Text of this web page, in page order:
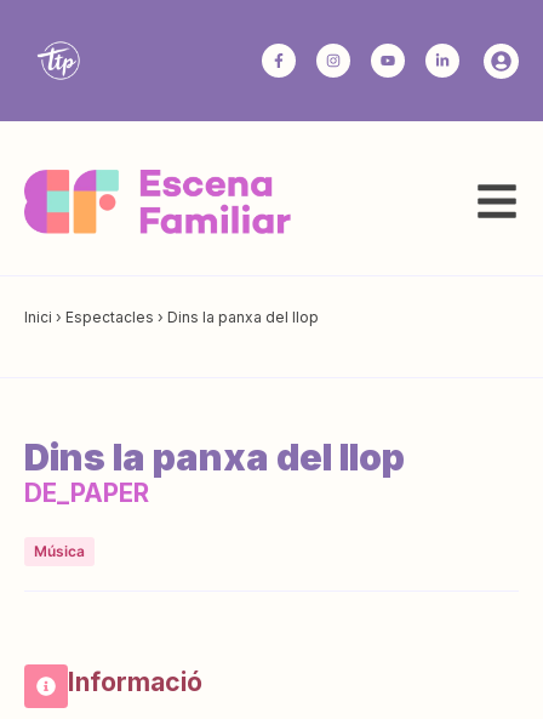
Inici › Espectacles › Dins la panxa del llop
Dins la panxa del llop
DE_PAPER
Música
Informació